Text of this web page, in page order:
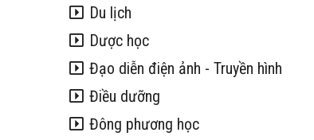
Du lịch
Dược học
Đạo diễn điện ảnh - Truyền hình
Điều dưỡng
Đông phương học